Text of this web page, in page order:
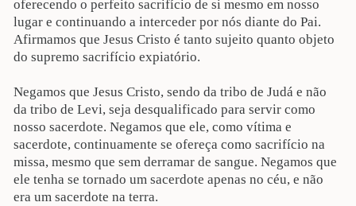
santos profetas desde a antiguidade. Disse, na verdade, Moisés: O Senhor Deus
vos suscitará dentre vossos irmãos um profeta semelhante a mim; a ele ouvireis
em tudo quanto vos disser” (At 3:17-22). Veja também Mt 20:17; 24:3; 26:31,
34, 64; Mc 1:14-15; Lc 4:18-19, 21; Jo 13:36; 21:22; 1Co 1:20; Hb 1:2; Ap
19:10.
oferecendo o perfeito sacrifício de si mesmo em nosso
lugar e continuando a interceder por nós diante do Pai.
Afirmamos que Jesus Cristo é tanto sujeito quanto objeto
do supremo sacrifício expiatório.
Negamos que Jesus Cristo, sendo da tribo de Judá e não
da tribo de Levi, seja desqualificado para servir como
nosso sacerdote. Negamos que ele, como vítima e
sacerdote, continuamente se ofereça como sacrifício na
missa, mesmo que sem derramar de sangue. Negamos que
ele tenha se tornado um sacerdote apenas no céu, e não
era um sacerdote na terra.